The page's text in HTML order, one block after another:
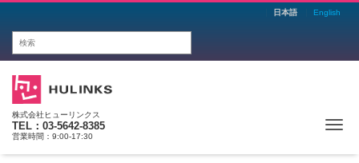
日本語 English
株式会社ヒューリンクス
TEL：03-5642-8385
営業時間：9:00-17:30